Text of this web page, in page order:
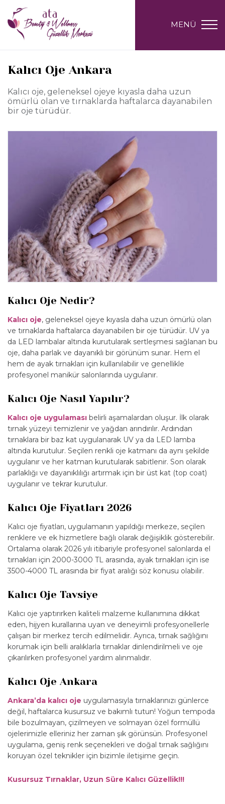
MENÜ
Kalıcı Oje Ankara
Kalıcı oje, geleneksel ojeye kıyasla daha uzun
ömürlü olan ve tırnaklarda haftalarca dayanabilen
bir oje türüdür.
Kalıcı Oje Nedir?
Kalıcı oje, geleneksel ojeye kıyasla daha uzun ömürlü olan
ve tırnaklarda haftalarca dayanabilen bir oje türüdür. UV ya
da LED lambalar altında kurutularak sertleşmesi sağlanan bu
oje, daha parlak ve dayanıklı bir görünüm sunar. Hem el
hem de ayak tırnakları için kullanılabilir ve genellikle
profesyonel manikür salonlarında uygulanır.
Kalıcı Oje Nasıl Yapılır?
Kalıcı oje uygulaması belirli aşamalardan oluşur. İlk olarak
tırnak yüzeyi temizlenir ve yağdan arındırılır. Ardından
tırnaklara bir baz kat uygulanarak UV ya da LED lamba
altında kurutulur. Seçilen renkli oje katmanı da aynı şekilde
uygulanır ve her katman kurutularak sabitlenir. Son olarak
parlaklığı ve dayanıklılığı artırmak için bir üst kat (top coat)
uygulanır ve tekrar kurutulur.
Kalıcı Oje Fiyatları 2026
Kalıcı oje fiyatları, uygulamanın yapıldığı merkeze, seçilen
renklere ve ek hizmetlere bağlı olarak değişiklik gösterebilir.
Ortalama olarak 2026 yılı itibariyle profesyonel salonlarda el
tırnakları için 2000-3000 TL arasında, ayak tırnakları için ise
3500-4000 TL arasında bir fiyat aralığı söz konusu olabilir.
Kalıcı Oje Tavsiye
Kalıcı oje yaptırırken kaliteli malzeme kullanımına dikkat
eden, hijyen kurallarına uyan ve deneyimli profesyonellerle
çalışan bir merkez tercih edilmelidir. Ayrıca, tırnak sağlığını
korumak için belli aralıklarla tırnaklar dinlendirilmeli ve oje
çıkarılırken profesyonel yardım alınmalıdır.
Kalıcı Oje Ankara
Ankara’da kalıcı oje uygulamasıyla tırnaklarınızı günlerce
değil, haftalarca kusursuz ve bakımlı tutun! Yoğun tempoda
bile bozulmayan, çizilmeyen ve solmayan özel formüllü
ojelerimizle elleriniz her zaman şık görünsün. Profesyonel
uygulama, geniş renk seçenekleri ve doğal tırnak sağlığını
koruyan özel teknikler için bizimle iletişime geçin.
Kusursuz Tırnaklar, Uzun Süre Kalıcı Güzellik!!!